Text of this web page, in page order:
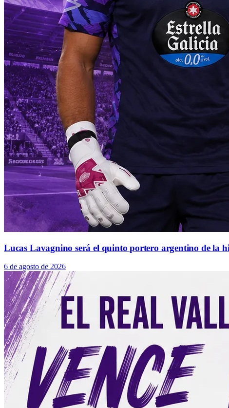
Lucas Lavagnino será el quinto portero argentino de la
6 de agosto de 2026